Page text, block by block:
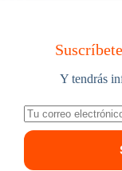
Y tendrás